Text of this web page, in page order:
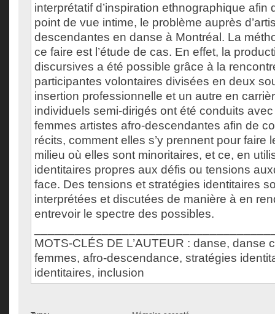
interprétatif d’inspiration ethnographique afin
point de vue intime, le problème auprès
descendantes en danse à Montréal. La
ce faire est l’étude de cas. En effet, la
discursives a été possible grâce à la
participantes volontaires divisées en deux
insertion professionnelle et un autre en
individuels semi-dirigés ont été conduits
femmes artistes afro-descendantes afin de
récits, comment elles s’y prennent pour faire
milieu où elles sont minoritaires, et ce, en
identitaires propres aux défis ou tensions
face. Des tensions et stratégies identitaires
interprétées et discutées de manière à en
entrevoir le spectre des possibles.
MOTS-CLÉS DE L’AUTEUR : danse, danse
femmes, afro-descendance, stratégies
identitaires, inclusion